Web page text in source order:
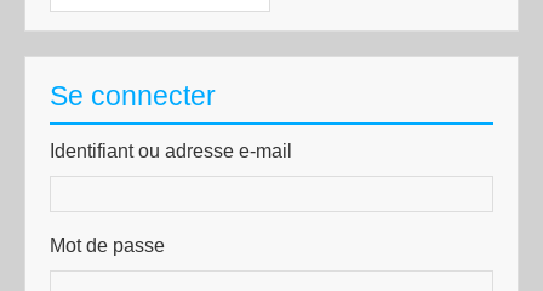
Se connecter
Identifiant ou adresse e-mail
Mot de passe